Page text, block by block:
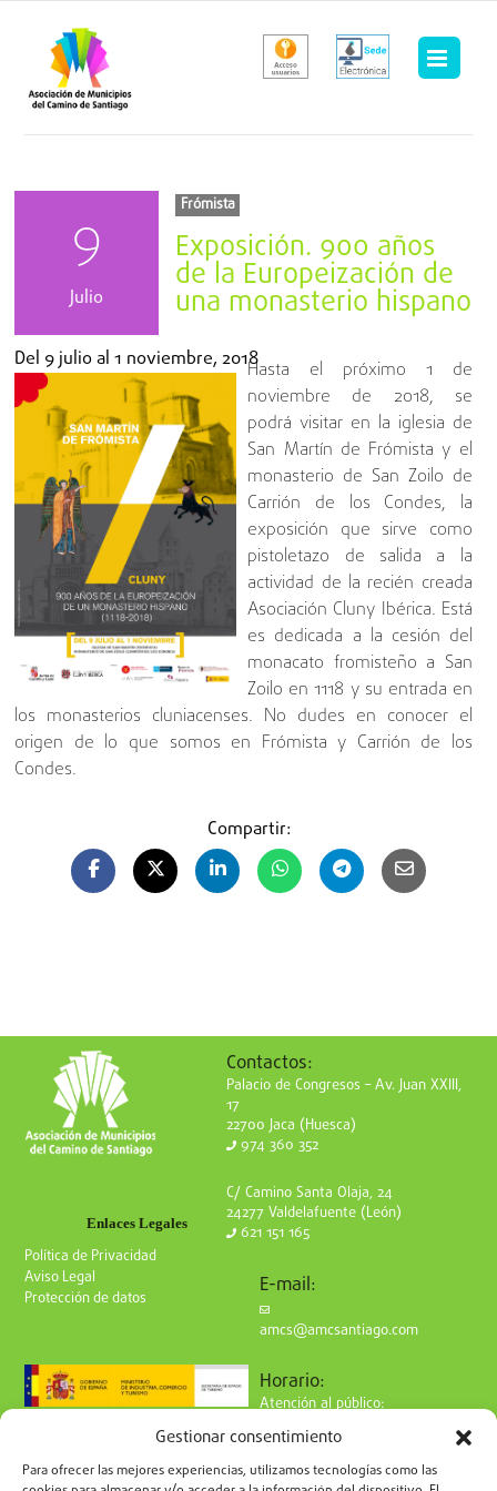
Gestionar consentimiento
Para ofrecer las mejores experiencias, utilizamos tecnologías como las
contenido
9
Julio
Frómista
Exposición. 900 años
de la Europeización de
una monasterio hispano
Del 9 julio al1 noviembre, 2018Hasta el próximo 1 de
noviembre de 2018, se
podrá visitar en la iglesia de
San Martín de Frómista y el
monasterio de San Zoilo de
Carrión de los Condes, la
exposición que sirve como
pistoletazo de salida a la
actividad de la recién creada
Asociación Cluny Ibérica. Está
es dedicada a la cesión del
monacato fromisteño a San
Zoilo en 1118 y su entrada en
los monasterios cluniacenses. No dudes en conocer el
origen de lo que somos en Frómista y Carrión de los
Condes.
Compartir:
Enlaces Legales
Política de Privacidad
Aviso Legal
Protección de datos
Contactos:
Palacio de Congresos – Av. Juan XXIII,
17
22700 Jaca (Huesca)
974 360 352
C/ Camino Santa Olaja, 24
24277 Valdelafuente (León)
621 151 165
E-mail:
amcs@amcsantiago.com
Horario:
Atención al público:
de 9 a 15h
Síguenos en redes: